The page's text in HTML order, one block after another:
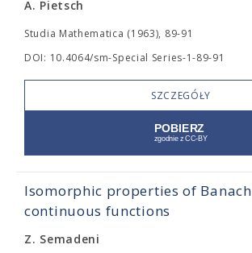
A. Pietsch
Studia Mathematica (1963), 89-91
DOI: 10.4064/sm-Special Series-1-89-91
SZCZEGÓŁY
Isomorphic properties of
continuous functions
Z. Semadeni